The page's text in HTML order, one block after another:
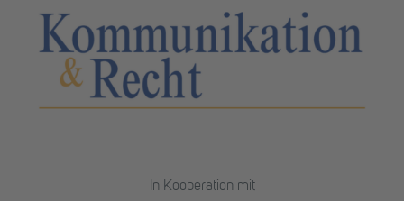
In Kooperation mit